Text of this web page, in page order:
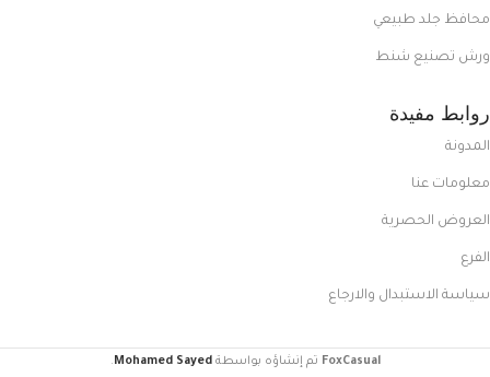
محافظ جلد طبيعي
ورش تصنيع شنط
روابط مفيدة
المدونة
معلومات عنا
العروض الحصرية
الفرع
سياسة الاستبدال والارجاع
FoxCasual تم إنشاؤه بواسطةMohamed Sayed
.